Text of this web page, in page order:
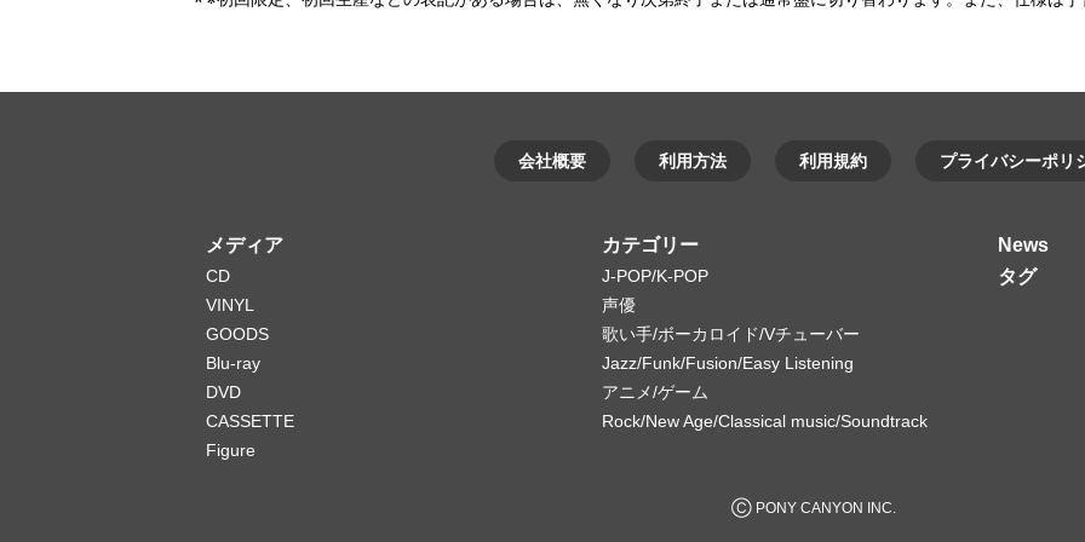
会社概要 利用方法 利用規約 プライバシーポリ
メディア
CD
VINYL
GOODS
Blu-ray
DVD
CASSETTE
Figure
カテゴリー
J-POP/K-POP
声優
歌い手/ボーカロイド/Vチューバー
Jazz/Funk/Fusion/Easy Listening
アニメ/ゲーム
Rock/New Age/Classical music/Soundtrack
News
タグ
Ⓒ PONY CANYON INC.